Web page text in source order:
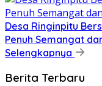
Desa Ringinpitu
Penuh Semangat
Selengkapnya
Berita Terbaru